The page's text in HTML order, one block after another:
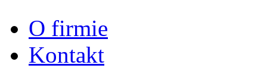
O firmie
Kontakt